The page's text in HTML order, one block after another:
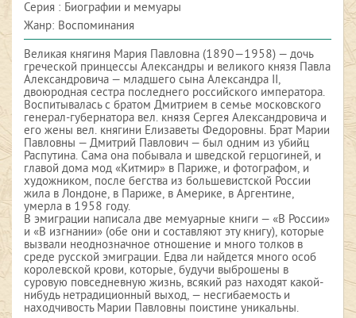
Серия : Биографии и мемуары
Жанр: Воспоминания
Великая княгиня Мария Павловна (1890—1958) — дочь
греческой принцессы Александры и великого князя Павла
Александровича — младшего сына Александра II,
двоюродная сестра последнего российского императора.
Воспитывалась с братом Дмитрием в семье московского
генерал-губернатора вел. князя Сергея Александровича и
его жены вел. княгини Елизаветы Федоровны. Брат Марии
Павловны — Дмитрий Павлович — был одним из убийц
Распутина. Сама она побывала и шведской герцогиней, и
главой дома мод «Китмир» в Париже, и фотографом, и
художником, после бегства из большевистской России
жила в Лондоне, в Париже, в Америке, в Аргентине,
умерла в 1958 году.
В эмиграции написала две мемуарные книги — «В России»
и «В изгнании» (обе они и составляют эту книгу), которые
вызвали неоднозначное отношение и много толков в
среде русской эмиграции. Едва ли найдется много особ
королевской крови, которые, будучи выброшены в
суровую повседневную жизнь, всякий раз находят какой-
нибудь нетрадиционный выход, — несгибаемость и
находчивость Марии Павловны поистине уникальны.